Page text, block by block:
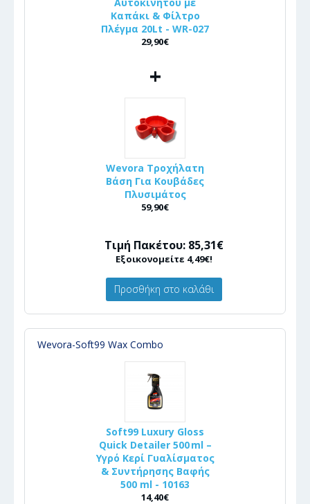
Καπάκι & Φίλτρο
Πλέγμα 20Lt - WR-027
29,90€
+
Wevora Τροχήλατη
Βάση Για Κουβάδες
Πλυσιμάτος
59,90€
Τιμή Πακέτου: 85,31€
Εξοικονομείτε 4,49€!
Προσθήκη στο καλάθι
Wevora-Soft99 Wax Combo
Soft99 Luxury Gloss
Quick Detailer 500 ml –
Υγρό Κερί Γυαλίσματος
& Συντήρησης Βαφής
500 ml - 10163
14,40€